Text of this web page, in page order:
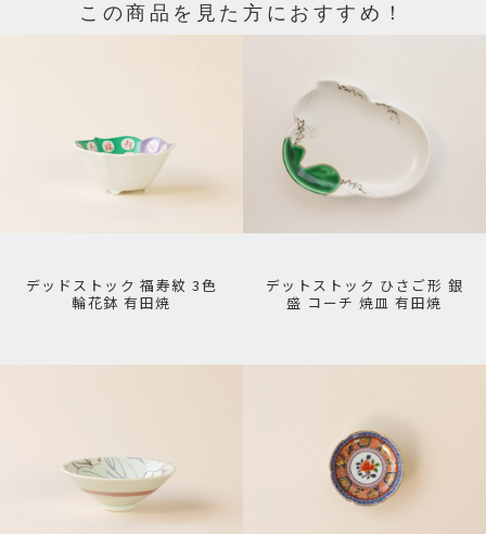
この商品を見た方におすすめ！
デッドストック 福寿紋 3色
輪花鉢 有田焼
デットストック ひさご形 銀
盛 コーチ 焼皿 有田焼